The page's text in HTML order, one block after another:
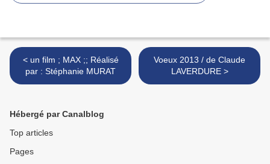
< un film ; MAX ;; Réalisé
par : Stéphanie MURAT
Voeux 2013 / de Claude
LAVERDURE >
Hébergé par Canalblog
Top articles
Pages